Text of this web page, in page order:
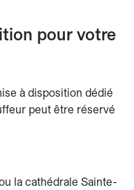
pour votre
à disposition dédié
peut être réservé
la cathédrale Sainte-